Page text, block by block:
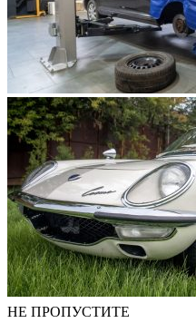
НЕ ПРОПУСТИТЕ